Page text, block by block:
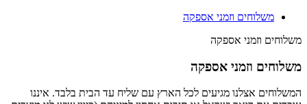
משלוחים וזמני אספקה
משלוחים וזמני אספקה
משלוחים וזמני אספקה
המשלוחים אצלנו מגיעים לכל הארץ עם שליח עד הבית בלבד. איננו